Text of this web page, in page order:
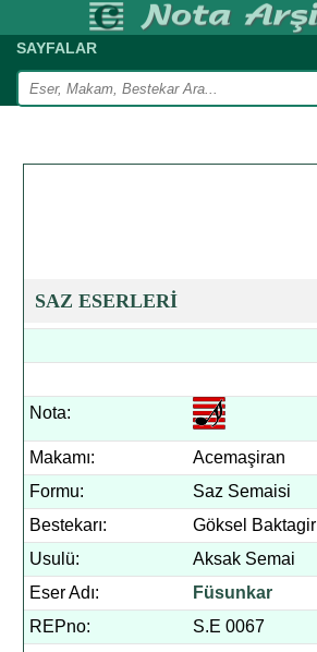
SAYFALAR
SAZ ESERLERİ
Nota:
Makamı:
Acemaşiran
Formu:
Saz Semaisi
Bestekarı:
Göksel Baktagir
Usulü:
Aksak Semai
Eser Adı:
Füsunkar
REPno:
S.E 0067